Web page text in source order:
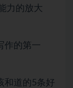
力的放大
作的第一
和道的5条好